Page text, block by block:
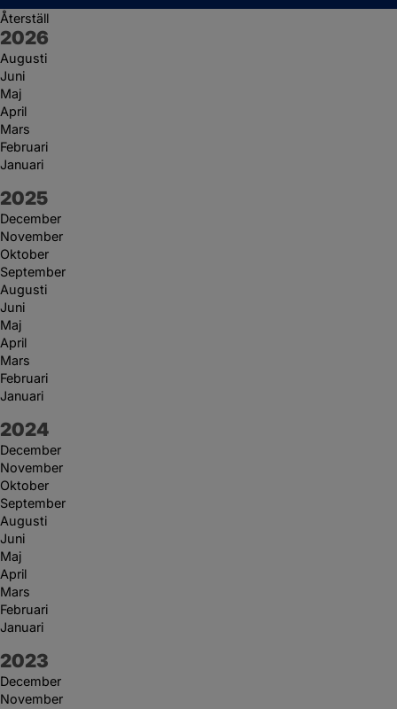
Återställ
År:
2026
Augusti
Juni
Maj
April
Mars
Februari
Januari
År:
2025
December
November
Oktober
September
Augusti
Juni
Maj
April
Mars
Februari
Januari
År:
2024
December
November
Oktober
September
Augusti
Juni
Maj
April
Mars
Februari
Januari
År:
2023
December
November